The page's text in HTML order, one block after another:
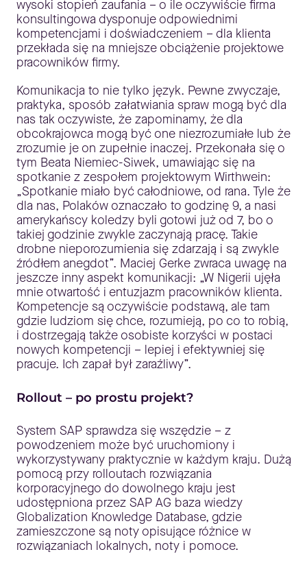
wysoki stopień zaufania – o ile oczywiście firma
konsultingowa dysponuje odpowiednimi
kompetencjami i doświadczeniem – dla klienta
przekłada się na mniejsze obciążenie projektowe
pracowników firmy.
Komunikacja to nie tylko język. Pewne zwyczaje,
praktyka, sposób załatwiania spraw mogą być dla
nas tak oczywiste, że zapominamy, że dla
obcokrajowca mogą być one niezrozumiałe lub że
zrozumie je on zupełnie inaczej. Przekonała się o
tym Beata Niemiec-Siwek, umawiając się na
spotkanie z zespołem projektowym Wirthwein:
„Spotkanie miało być całodniowe, od rana. Tyle że
dla nas, Polaków oznaczało to godzinę 9, a nasi
amerykańscy koledzy byli gotowi już od 7, bo o
takiej godzinie zwykle zaczynają pracę. Takie
drobne nieporozumienia się zdarzają i są zwykle
źródłem anegdot”. Maciej Gerke zwraca uwagę na
jeszcze inny aspekt komunikacji: „W Nigerii ujęła
mnie otwartość i entuzjazm pracowników klienta.
Kompetencje są oczywiście podstawą, ale tam
gdzie ludziom się chce, rozumieją, po co to robią,
i dostrzegają także osobiste korzyści w postaci
nowych kompetencji – lepiej i efektywniej się
pracuje. Ich zapał był zaraźliwy”.
Rollout – po prostu projekt?
System SAP sprawdza się wszędzie – z
powodzeniem może być uruchomiony i
wykorzystywany praktycznie w każdym kraju. Dużą
pomocą przy rolloutach rozwiązania
korporacyjnego do dowolnego kraju jest
udostępniona przez SAP AG baza wiedzy
Globalization Knowledge Database, gdzie
zamieszczone są noty opisujące różnice w
rozwiązaniach lokalnych, noty i pomoce.